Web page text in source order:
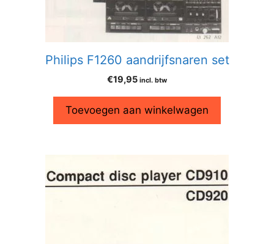
Philips F1260 aandrijfsnaren set
€19,95 incl. btw
Toevoegen aan winkelwagen